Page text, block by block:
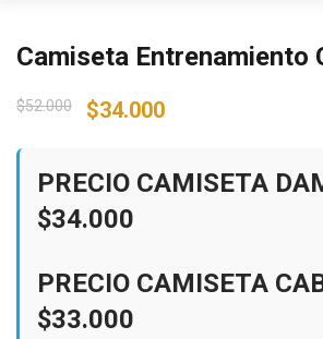
Camiseta Entrenamiento
$52.000
Original
$52.000.
$34.000Current
$34.000.
PRECIO CAMISETA
$34.000
PRECIO CAMISETA
$33.000